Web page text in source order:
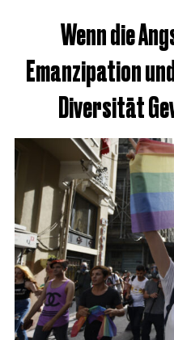
Wenn die
Emanzipation
Diversität